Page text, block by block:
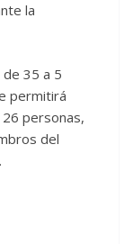
la
35 a 5
permitirá
personas,
del